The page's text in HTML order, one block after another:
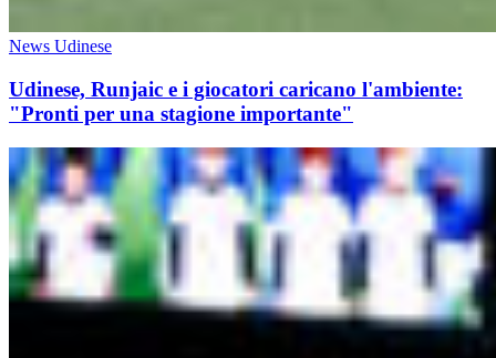
News Udinese
Udinese, Runjaic e i giocatori caricano l'ambiente:
"Pronti per una stagione importante"